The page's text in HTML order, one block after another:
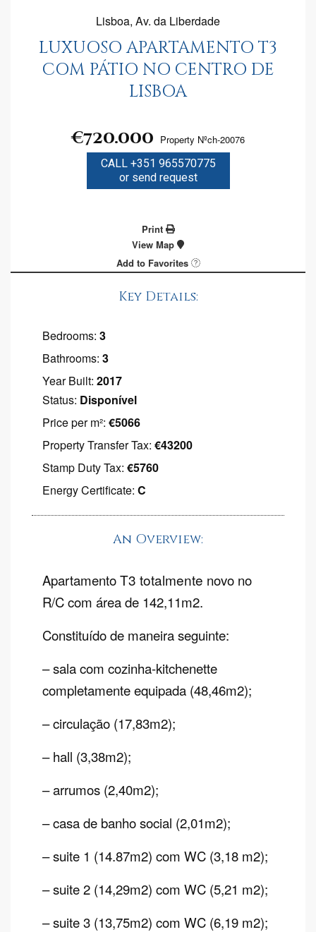
Lisboa, Av. da Liberdade
LUXUOSO APARTAMENTO T3
COM PÁTIO NO CENTRO DE
LISBOA
€720.000 Property Nºch-20076
CALL +351 965570775
or send request
Print
View Map
Add to Favorites
Key Details:
Bedrooms: 3
Bathrooms: 3
Year Built: 2017
Status: Disponível
Price per m²: €5066
Property Transfer Tax: €43200
Stamp Duty Tax: €5760
Energy Certificate: C
An Overview:
ApartamentoT3 totalmente novo no
R/C com área de 142,11m2.
Constituído de maneira seguinte:
– sala com cozinha-kitchenette
completamente equipada (48,46m2);
– circulação (17,83m2);
– hall (3,38m2);
– arrumos (2,40m2);
– casa de banho social (2,01m2);
– suite 1 (14.87m2) com WC (3,18 m2);
– suite 2 (14,29m2) com WC (5,21 m2);
– suite 3 (13,75m2) com WC (6,19 m2);